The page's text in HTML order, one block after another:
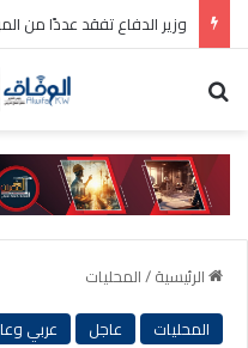
الرئيسية/المحليات
المحليات
عاجل عربي